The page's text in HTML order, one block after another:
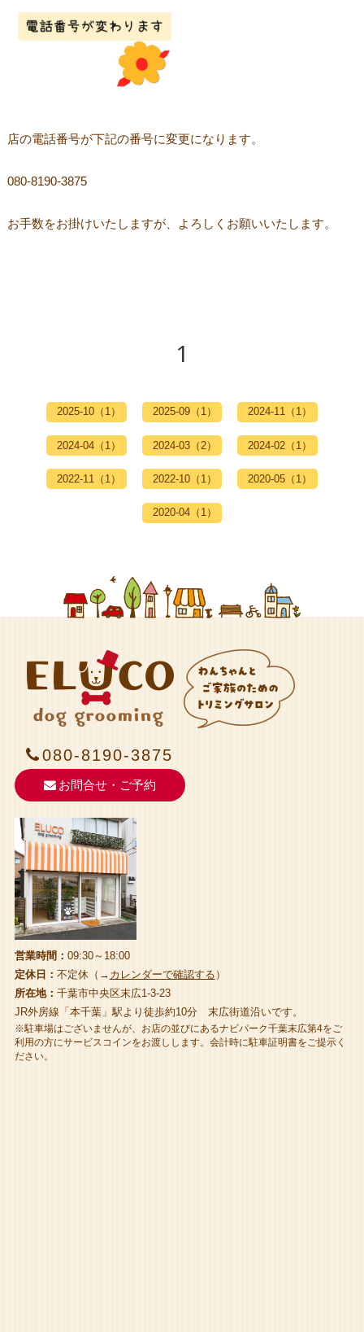
店の電話番号が下記の番号に変更になります。
080-8190-3875
お手数をお掛けいたしますが、よろしくお願いいたします。
1
2025-10（1） 2025-09（1） 2024-11（1）
2024-04（1） 2024-03（2） 2024-02（1）
2022-11（1） 2022-10（1） 2020-05（1）
2020-04（1）
080-8190-3875
お問合せ・ご予約
営業時間： 09:30～18:00
定休日： 不定休（→ カレンダーで確認する ）
所在地： 千葉市中央区末広1-3-23
JR外房線「本千葉」駅より徒歩約10分 末広街道沿いです。
※駐車場はございませんが、お店の並びにあるナビパーク千葉末広第4をご
利用の方にサービスコインをお渡しします。会計時に駐車証明書をご提示く
ださい。